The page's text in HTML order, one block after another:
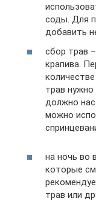
соды. Для
добавить
сбор трав
крапива.
трав
должно
можно
на ночь во
которые
трав или